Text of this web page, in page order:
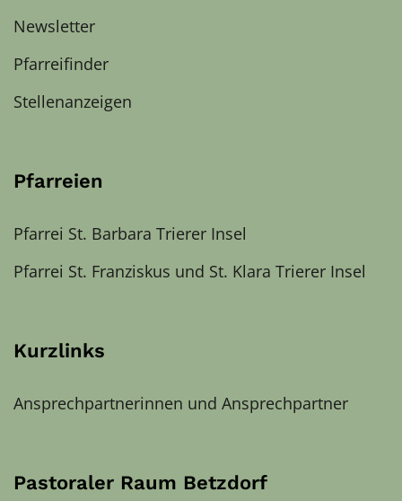
Newsletter
Pfarreifinder
Stellenanzeigen
Pfarreien
Pfarrei St. Barbara Trierer Insel
Pfarrei St. Franziskus und St. Klara Trierer Insel
Kurzlinks
Ansprechpartnerinnen und Ansprechpartner
Pastoraler Raum Betzdorf